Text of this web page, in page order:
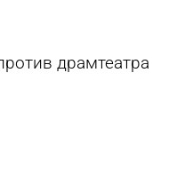
драмтеатра